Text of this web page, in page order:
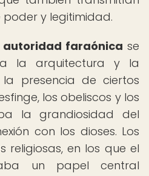
poder y legitimidad.
autoridad faraónica se
la arquitectura y la
presencia de ciertos
los obeliscos y los
la grandiosidad del
con los dioses. Los
religiosas, en los que el
un papel central